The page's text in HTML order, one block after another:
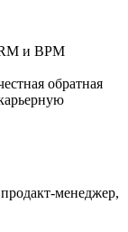
и BPM
обратная
менеджер,